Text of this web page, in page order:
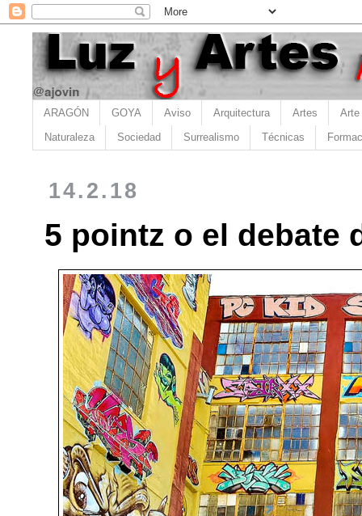
ARAGÓN GOYA Aviso Arquitectura Artes Arte
Naturaleza Sociedad Surrealismo Técnicas
14.2.18
5 pointz o el debate